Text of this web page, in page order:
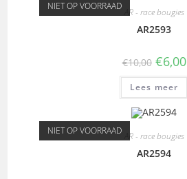
NIET OP VOORRAAD AR - race bougies
AR2593
€10,00 €6,00
Lees meer
NIET OP VOORRAAD AR - race bougies
AR2594